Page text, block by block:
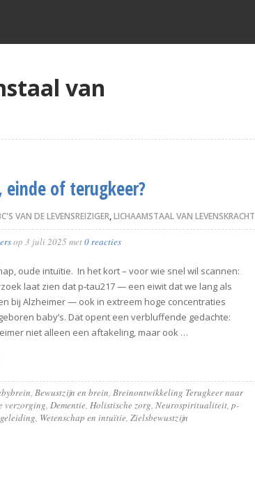
van
einde of terugkeer?
VAN DE LEVENSREIZIGER,LICHAAMSTAAL VAN LEVENSKRACHT
op 3 juli 2025 met0 reacties
oude intuïtie. In het kort – voor wie snel wil scannen:
laat zien dat p‑tau217 — een eiwit dat we lang als
bij Alzheimer — ook in extreem hoge concentraties
baby’s. Dat opent een verbluffende gedachte:
niet alleen een aftakeling, maar ook …
, Bewustzijn en brein, Breinontwikkeling Terugkeer naar
verzorging, Dementie, Holistische zorg, Neurospiritualiteit, p-
, Wetenschap en intuïtie, Zielsbewustzijn